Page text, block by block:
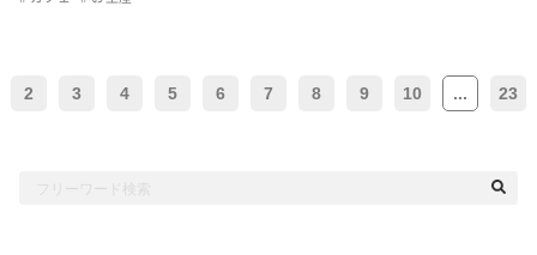
2 3 4 5 6 7 8 9 10 ... 23